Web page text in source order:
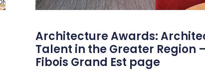
Architecture Awards:
Talent in the Greater Region
Fibois Grand Est page